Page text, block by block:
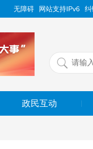
网站支持IPv6
无障碍
政民互动